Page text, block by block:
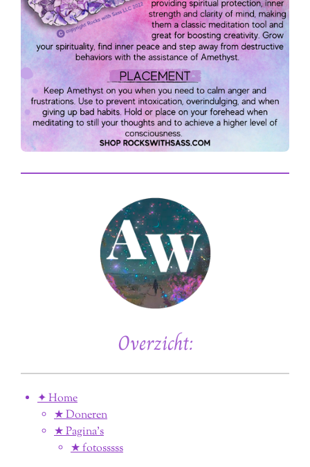
Overzicht:
✦ Home
★ Doneren
★ Pagina’s
★ fotosssss